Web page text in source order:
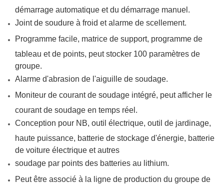
démarrage automatique et du démarrage manuel.
Joint de soudure à froid et alarme de scellement.
Programme facile, matrice de support, programme de
tableau et de points, peut stocker 100 paramètres de
groupe.
Alarme d'abrasion de l'aiguille de soudage.
Moniteur de courant de soudage intégré, peut afficher le
courant de soudage en temps réel.
Conception pour NB, outil électrique, outil de jardinage,
haute puissance, batterie de stockage d'énergie, batterie
de voiture électrique et autres
soudage par points des batteries au lithium.
Peut être associé à la ligne de production du groupe de